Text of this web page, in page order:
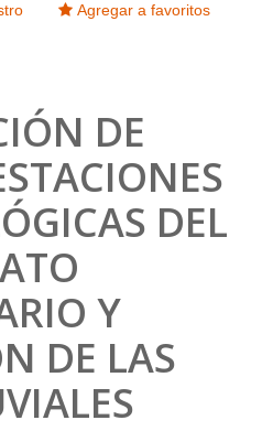
Agregar a favoritos
DE
DEL
Y
DE LAS